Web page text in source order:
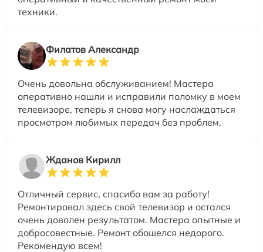
техники.
Филатов Александр
Очень довольна обслуживанием! Мастера
оперативно нашли и исправили поломку в моем
телевизоре, теперь я снова могу наслаждаться
просмотром любимых передач без проблем.
Жданов Кирилл
Отличный сервис, спасибо вам за работу!
Ремонтировал здесь свой телевизор и остался
очень доволен результатом. Мастера опытные и
добросовестные. Ремонт обошелся недорого.
Рекомендую всем!